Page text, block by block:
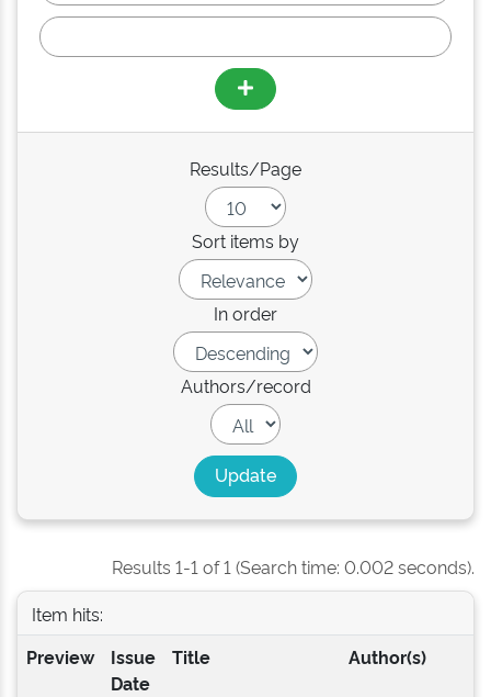
Results/Page
Sort items by
In order
Authors/record
Results 1-1 of 1 (Search time: 0.002 seconds).
Item hits:
Preview
Issue
Date
Title Author(s)